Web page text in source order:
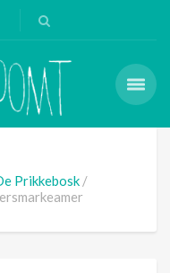
Prikkebosk